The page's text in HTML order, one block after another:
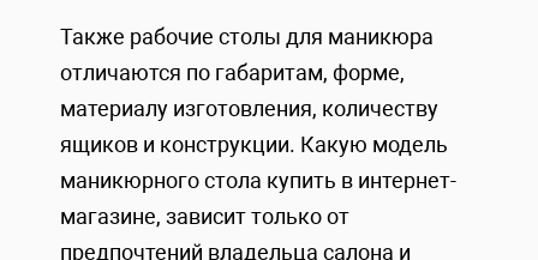
Также рабочие столы для маникюра
отличаются по габаритам, форме,
материалу изготовления, количеству
ящиков и конструкции. Какую модель
маникюрного стола купить в интернет-
магазине, зависит только от
предпочтений владельца салона и